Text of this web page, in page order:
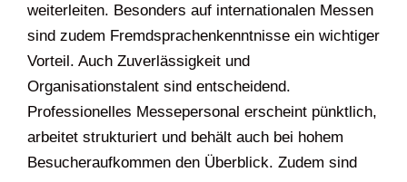
weiterleiten. Besonders auf internationalen Messen
sind zudem Fremdsprachenkenntnisse ein wichtiger
Vorteil. Auch Zuverlässigkeit und
Organisationstalent sind entscheidend.
Professionelles Messepersonal erscheint pünktlich,
arbeitet strukturiert und behält auch bei hohem
Besucheraufkommen den Überblick. Zudem sind